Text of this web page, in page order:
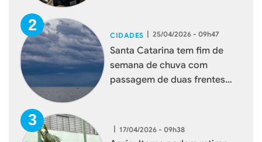
CIDADES | 25/04/2026 - 09h47
Santa Catarina tem fim de
semana de chuva com
passagem de duas frentes
| 17/04/2026 - 09h38